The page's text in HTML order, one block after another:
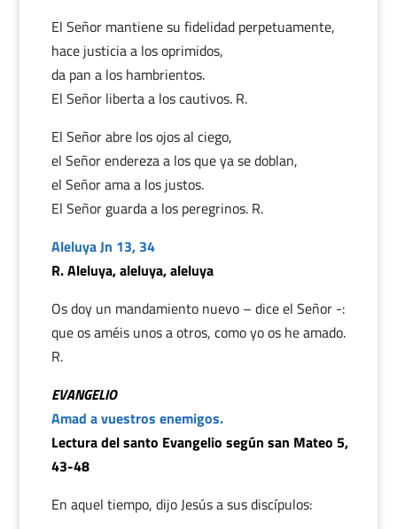
El Señor mantiene su fidelidad perpetuamente,
hace justicia a los oprimidos,
da pan a los hambrientos.
El Señor liberta a los cautivos. R.
El Señor abre los ojos al ciego,
el Señor endereza a los que ya se doblan,
el Señor ama a los justos.
El Señor guarda a los peregrinos. R.
Aleluya Jn 13, 34
R. Aleluya, aleluya, aleluya
Os doy un mandamiento nuevo – dice el Señor -:
que os améis unos a otros, como yo os he amado.
R.
EVANGELIO
Amad a vuestros enemigos.
Lectura del santo Evangelio según san Mateo 5,
43-48
En aquel tiempo, dijo Jesús a sus discípulos: